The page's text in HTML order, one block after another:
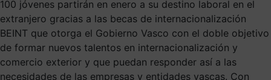
100 jóvenes partirán en enero a su destino laboral en el
extranjero gracias a las becas de internacionalización
BEINT que otorga el Gobierno Vasco con el doble objetivo
de formar nuevos talentos en internacionalización y
comercio exterior y que puedan responder así a las
necesidades de las empresas y entidades vascas. Con